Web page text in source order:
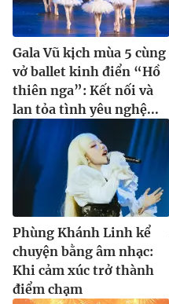
Gala Vũ kịch mùa 5 cùng
vở ballet kinh điển “Hồ
thiên nga”: Kết nối và
lan tỏa tình yêu nghệ...
Phùng Khánh Linh kể
chuyện bằng âm nhạc:
Khi cảm xúc trở thành
điểm chạm